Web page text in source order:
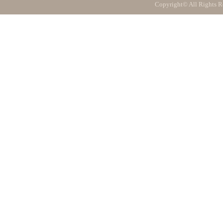
Copyright© All Rights